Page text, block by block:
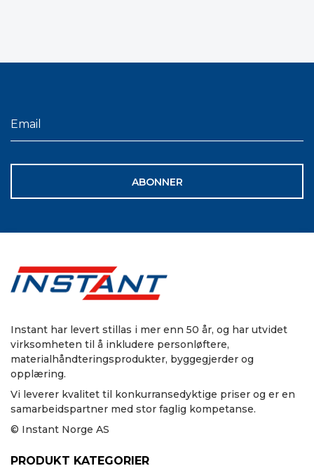
ABONNER
Instant har levert stillas i mer enn 50 år, og har utvidet
virksomheten til å inkludere personløftere,
materialhåndteringsprodukter, byggegjerder og
opplæring.
Vi leverer kvalitet til konkurransedyktige priser og er en
samarbeidspartner med stor faglig kompetanse.
© Instant Norge AS
PRODUKT KATEGORIER